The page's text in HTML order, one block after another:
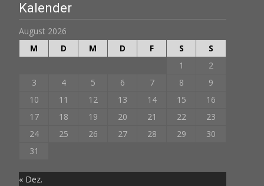
Kalender
August 2026
M
D M D F S
S
1
2
3
4 5 6 7 8
9
10
11 12 13 14 15
16
17
18 19 20 21 22
23
24
25 26 27 28 29
30
31
« Dez.